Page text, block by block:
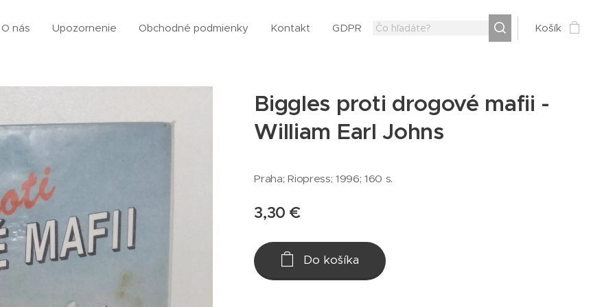
O nás Upozornenie Obchodné podmienky Kontakt GDPR Košík
Biggles proti drogové mafii -
William Earl Johns
Praha; Riopress; 1996; 160 s.
3,30 €
Do košíka